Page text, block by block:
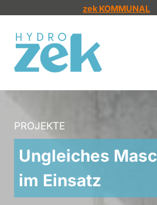
springen
zek KOMMUNAL
PROJEKTE
Ungleiches
im Einsatz